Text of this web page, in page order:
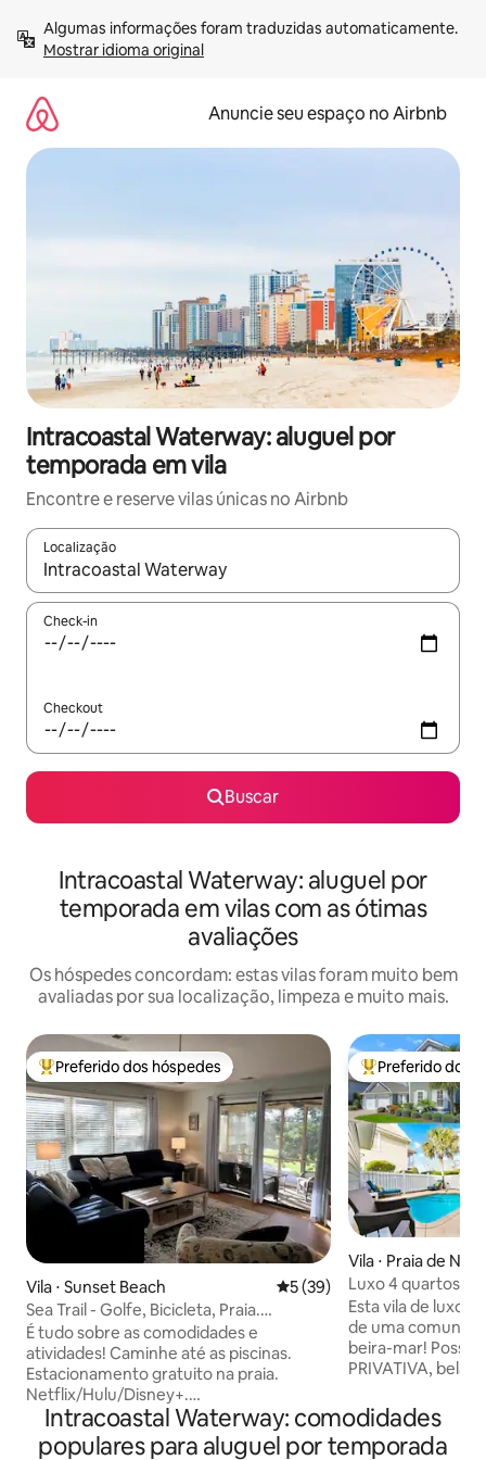
para
Mostrar idioma original
Anuncie seu espaço no Airbnb
Intracoastal Waterway: aluguel por
temporada em vila
Encontre e reserve vilas únicas no Airbnb
Localização
Quando os resultados estiverem disponíveis, explore-os
Check-in
Checkout
Buscar
Intracoastal Waterway: aluguel por
temporada em vilas com as ótimas
avaliações
Os hóspedes concordam: estas vilas foram muito bem
avaliadas por sua localização, limpeza e muito mais.
Entre os melhores preferidos dos hóspedes
Preferido dos hóspedes
Vila ⋅ Sunset Beach 5 de uma avaliação média
5 (39)
Sea Trail - Golfe, Bicicleta, Praia.
Tranquilo, Ótima vista!
É tudo sobre as comodidades e
atividades! Caminhe até as piscinas.
Estacionamento gratuito na praia.
Netflix/Hulu/Disney+.
Lençóis/Toalhas/Produtos de
Papel/Sacos de Lixo/Detergente de
Entre os
Preferido dos
Vila ⋅ Praia de
Luxo 4 quartos
resort à beira-mar
Esta vila de luxo
de uma
beira-mar! Possui
PRIVATIVA, belas
resort. Todos os
banheiro
perfeita para
Intracoastal Waterway: comodidades
populares para aluguel por temporada